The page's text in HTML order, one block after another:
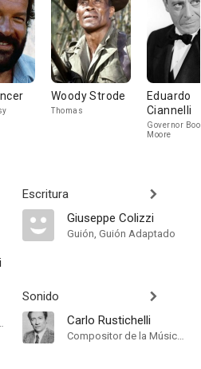
Woody Strode
Thomas
Eduardo
Ciannelli
Governor
Moore
Escritura
Giuseppe Colizzi
Guión, Guión Adaptado
Sonido
Carlo Rustichelli
Compositor de la Música Original, Música